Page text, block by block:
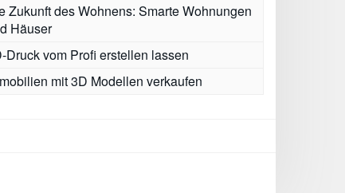
Zukunft des Wohnens: Smarte Wohnungen
Häuser
Druck vom Profi erstellen lassen
mit 3D Modellen verkaufen